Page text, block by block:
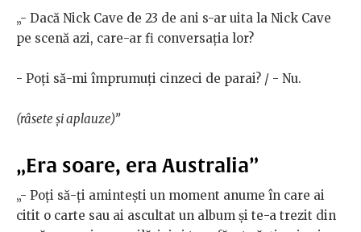
„- Dacă Nick Cave de 23 de ani s-ar uita la Nick Cave
pe scenă azi, care-ar fi conversația lor?
- Poți să-mi împrumuți cinzeci de parai? / - Nu.
(râsete și aplauze)”
„Era soare, era Australia”
„- Poți să-ți amintești un moment anume în care ai
citit o carte sau ai ascultat un album și te-a trezit din